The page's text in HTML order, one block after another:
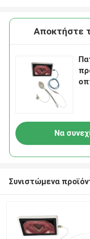
Αποκτήστε
Να
Συνιστώμενα